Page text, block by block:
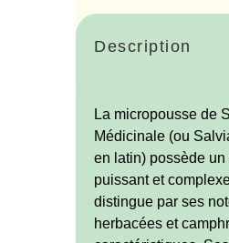
Description
La micropousse de
Médicinale (ou
en latin) possède un
puissant et
distingue par ses
herbacées et